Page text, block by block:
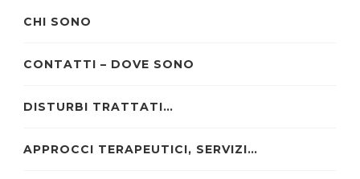
CHI SONO
CONTATTI – DOVE SONO
DISTURBI TRATTATI…
APPROCCI TERAPEUTICI, SERVIZI…